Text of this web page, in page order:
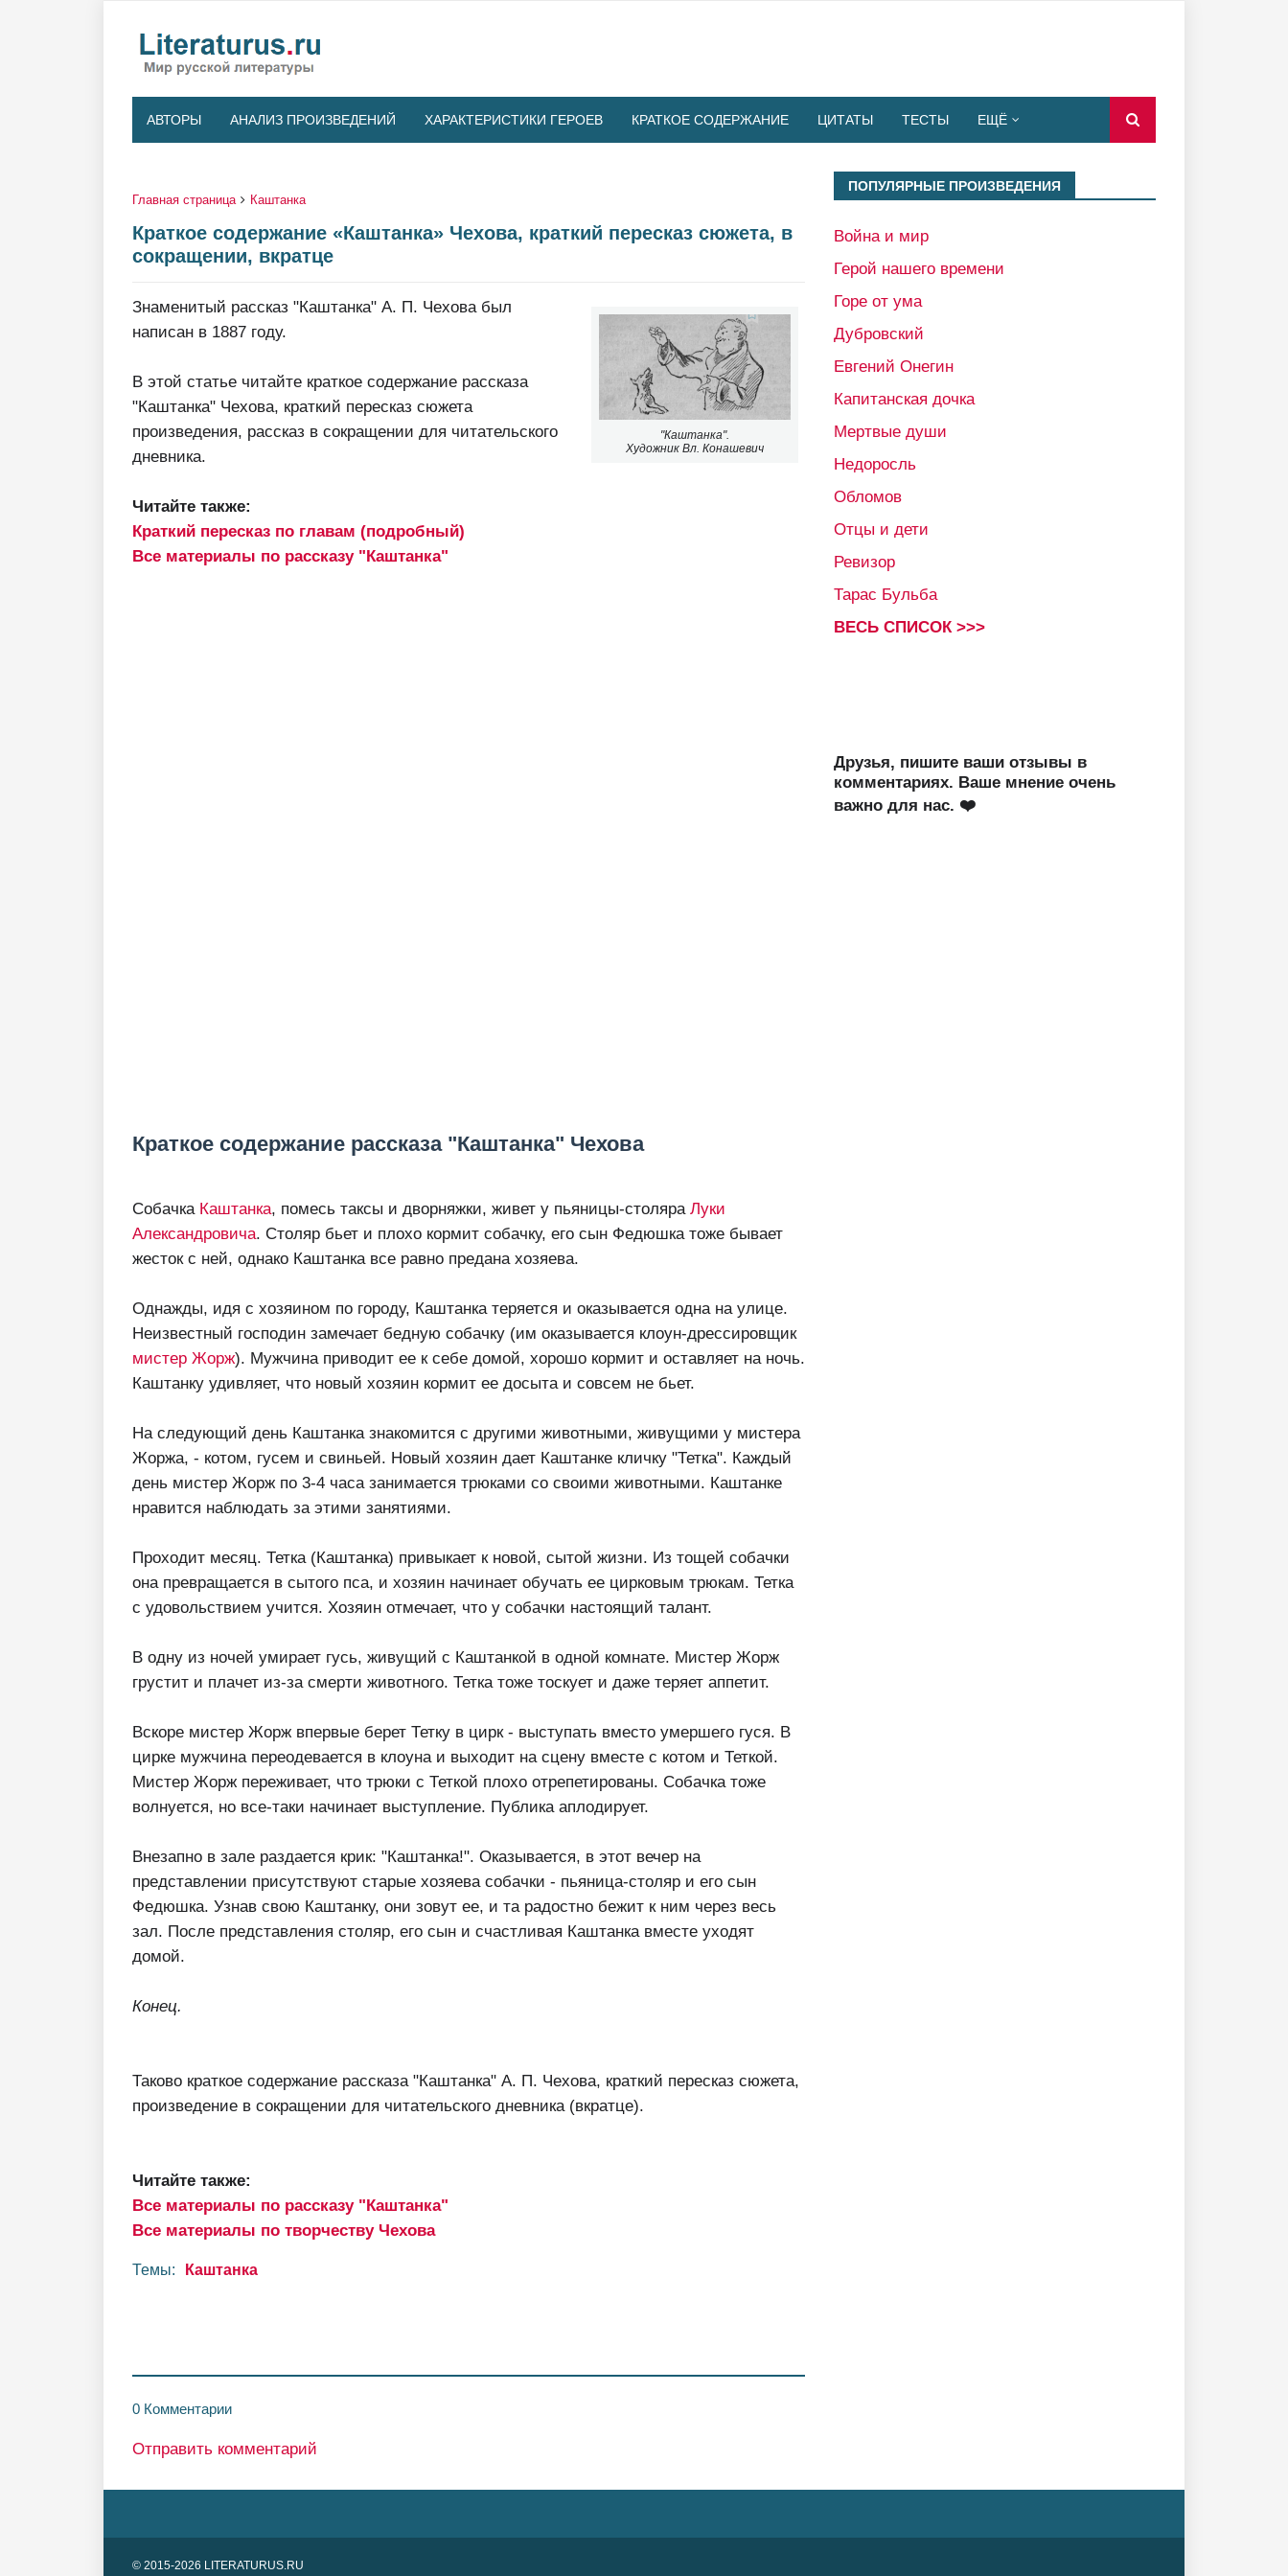
АВТОРЫ АНАЛИЗ ПРОИЗВЕДЕНИЙ ХАРАКТЕРИСТИКИ ГЕРОЕВ КРАТКОЕ СОДЕРЖАНИЕ ЦИТАТЫ ТЕСТЫ ЕЩЁ
Главная страница Каштанка
Краткое содержание «Каштанка» Чехова, краткий пересказ сюжета, в
сокращении, вкратце
"Каштанка".
Художник Вл. Конашевич
Знаменитый рассказ "Каштанка" А. П. Чехова был
написан в 1887 году.
В этой статье читайте краткое содержание рассказа
"Каштанка" Чехова, краткий пересказ сюжета
произведения, рассказ в сокращении для читательского
дневника.
Читайте также:
Краткий пересказ по главам (подробный)
Все материалы по рассказу "Каштанка"
Краткое содержание рассказа "Каштанка" Чехова
Собачка Каштанка, помесь таксы и дворняжки, живет у пьяницы-столяра Луки
Александровича. Столяр бьет и плохо кормит собачку, его сын Федюшка тоже бывает
жесток с ней, однако Каштанка все равно предана хозяева.
Однажды, идя с хозяином по городу, Каштанка теряется и оказывается одна на улице.
Неизвестный господин замечает бедную собачку (им оказывается клоун-дрессировщик
мистер Жорж). Мужчина приводит ее к себе домой, хорошо кормит и оставляет на ночь.
Каштанку удивляет, что новый хозяин кормит ее досыта и совсем не бьет.
На следующий день Каштанка знакомится с другими животными, живущими у мистера
Жоржа, - котом, гусем и свиньей. Новый хозяин дает Каштанке кличку "Тетка". Каждый
день мистер Жорж по 3-4 часа занимается трюками со своими животными. Каштанке
нравится наблюдать за этими занятиями.
Проходит месяц. Тетка (Каштанка) привыкает к новой, сытой жизни. Из тощей собачки
она превращается в сытого пса, и хозяин начинает обучать ее цирковым трюкам. Тетка
с удовольствием учится. Хозяин отмечает, что у собачки настоящий талант.
В одну из ночей умирает гусь, живущий с Каштанкой в одной комнате. Мистер Жорж
грустит и плачет из-за смерти животного. Тетка тоже тоскует и даже теряет аппетит.
Вскоре мистер Жорж впервые берет Тетку в цирк - выступать вместо умершего гуся. В
цирке мужчина переодевается в клоуна и выходит на сцену вместе с котом и Теткой.
Мистер Жорж переживает, что трюки с Теткой плохо отрепетированы. Собачка тоже
волнуется, но все-таки начинает выступление. Публика аплодирует.
Внезапно в зале раздается крик: "Каштанка!". Оказывается, в этот вечер на
представлении присутствуют старые хозяева собачки - пьяница-столяр и его сын
Федюшка. Узнав свою Каштанку, они зовут ее, и та радостно бежит к ним через весь
зал. После представления столяр, его сын и счастливая Каштанка вместе уходят
домой.
Конец.
Таково краткое содержание рассказа "Каштанка" А. П. Чехова, краткий пересказ сюжета,
произведение в сокращении для читательского дневника (вкратце).
Читайте также:
Все материалы по рассказу "Каштанка"
Все материалы по творчеству Чехова
Темы: Каштанка
0 Комментарии
Отправить комментарий
ПОПУЛЯРНЫЕ ПРОИЗВЕДЕНИЯ
Война и мир
Герой нашего времени
Горе от ума
Дубровский
Евгений Онегин
Капитанская дочка
Мертвые души
Недоросль
Обломов
Отцы и дети
Ревизор
Тарас Бульба
ВЕСЬ СПИСОК >>>
Друзья, пишите ваши отзывы в
комментариях. Ваше мнение очень
важно для нас. ❤️
© 2015-2026 LITERATURUS.RU